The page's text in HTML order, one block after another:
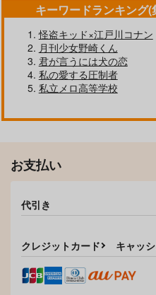
キーワードランキング
怪盗キッド×江戸川コナン
月刊少女野崎くん
君が言うには犬の恋
私の愛する圧制者
私立メロ高等学校
お支払い
代引き
クレジットカード キャッ